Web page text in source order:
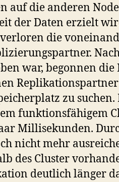
auf die anderen
der Daten erzielt
die
war, begonnen die
zu suchen.
funktionsfähigem
Millisekunden.
nicht mehr
des Cluster
deutlich länger